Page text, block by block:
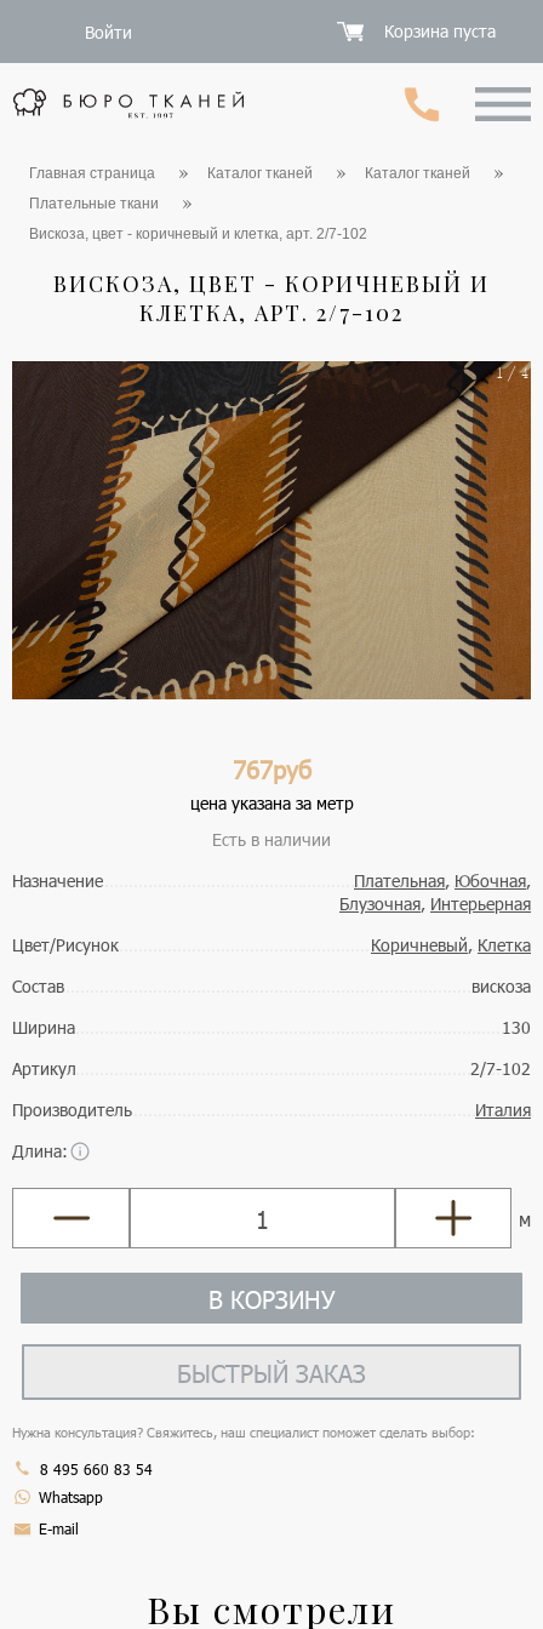
Войти Корзина пуста
Главная страница Каталог тканей
Каталог тканей
Плательные ткани
Вискоза, цвет - коричневый и клетка, арт. 2/7-102
ВИСКОЗА, ЦВЕТ - КОРИЧНЕВЫЙ И
КЛЕТКА, АРТ. 2/7-102
1 / 4
767руб
цена указана за метр
Есть в наличии
Назначение
Плательная, Юбочная,
Блузочная, Интерьерная
Цвет/Рисунок
Коричневый, Клетка
Состав
вискоза
Ширина
130
Артикул
2/7-102
Производитель
Италия
Длина:
м
В КОРЗИНУ
БЫСТРЫЙ ЗАКАЗ
Нужна консультация? Свяжитесь, наш специалист поможет сделать выбор:
8 495 660 83 54
Whatsapp
E-mail
Вы смотрели